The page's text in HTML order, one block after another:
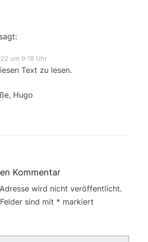
sagt:
um 9:18 Uhr
Text zu lesen.
Hugo
Kommentar
wird nicht veröffentlicht.
sind mit * markiert